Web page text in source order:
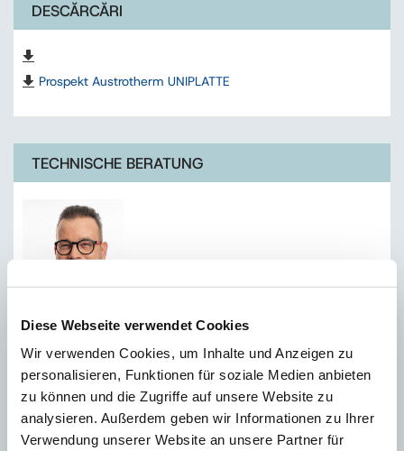
Diese Webseite verwendet Cookies
Wir verwenden Cookies, um Inhalte und Anzeigen zu
personalisieren, Funktionen für soziale Medien anbieten
zu können und die Zugriffe auf unsere Website zu
analysieren. Außerdem geben wir Informationen zu Ihrer
Verwendung unserer Website an unsere Partner für
DESCĂRCĂRI
Prospekt Austrotherm UNIPLATTE
TECHNISCHE BERATUNG
Produktmanagement
Tel.: +43 2633/401-141
markus.schwarzmeier@austrotherm.at